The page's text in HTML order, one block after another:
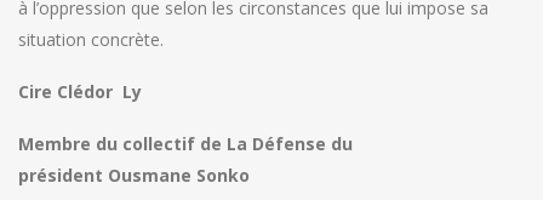
à l’oppression que selon les circonstances que lui impose sa
situation concrète.
Cire Clédor Ly
Membre du collectif de La Défense du
président Ousmane Sonko